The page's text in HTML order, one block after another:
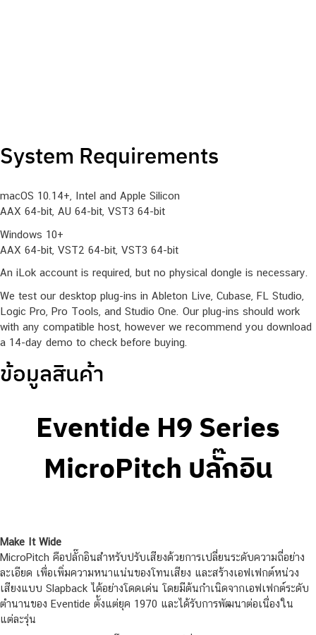
System Requirements
macOS 10.14+, Intel and Apple Silicon
AAX 64-bit, AU 64-bit, VST3 64-bit
Windows 10+
AAX 64-bit, VST2 64-bit, VST3 64-bit
An iLok account is required, but no physical dongle is necessary.
We test our desktop plug-ins in Ableton Live, Cubase, FL Studio,
Logic Pro, Pro Tools, and Studio One. Our plug-ins should work
with any compatible host, however we recommend you download
a 14-day demo to check before buying.
ข้อมูลสินค้า
Eventide H9 Series
MicroPitch ปลั๊กอิน
Make It Wide
MicroPitch คือปลั๊กอินสำหรับปรับเสียงด้วยการเปลี่ยนระดับความถี่อย่าง
ละเอียด เพื่อเพิ่มความหนาแน่นของโทนเสียง และสร้างเอฟเฟกต์หน่วง
เสียงแบบ Slapback ได้อย่างโดดเด่น โดยมีต้นกำเนิดจากเอฟเฟกต์ระดับ
ตำนานของ Eventide ตั้งแต่ยุค 1970 และได้รับการพัฒนาต่อเนื่องใน
แต่ละรุ่น